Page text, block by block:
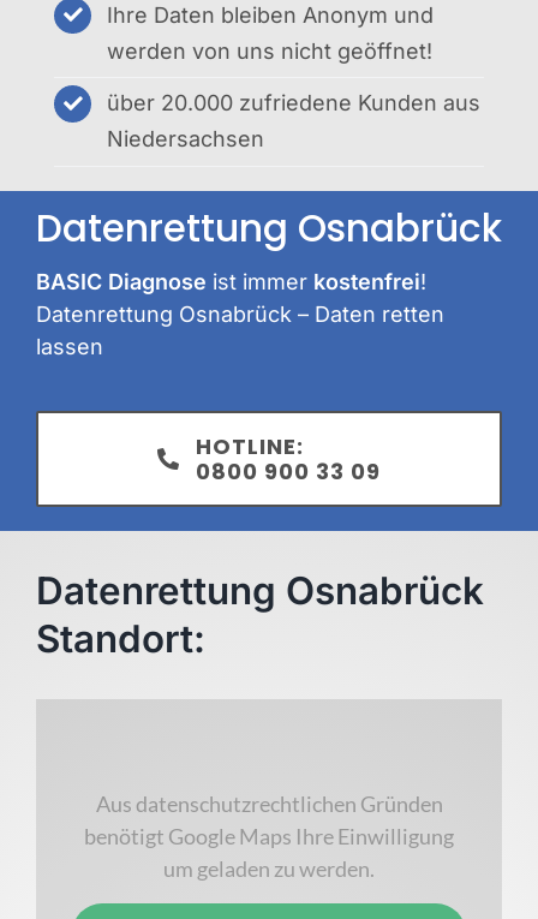
Ihre Daten bleiben Anonym und
werden von uns nicht geöffnet!
über 20.000 zufriedene Kunden aus
Niedersachsen
Datenrettung Osnabrück
BASIC Diagnose ist immer kostenfrei!
Datenrettung Osnabrück – Daten retten
lassen
HOTLINE:
0800 900 33 09
Datenrettung Osnabrück
Standort:
Aus datenschutzrechtlichen Gründen
benötigt Google Maps Ihre Einwilligung
um geladen zu werden.